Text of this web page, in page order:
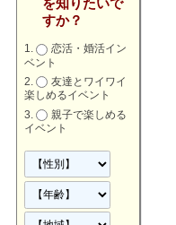
すか？
恋活・婚活イン
ベント
友達とワイワイ
楽しめるイベント
親子で楽しめる
イベント